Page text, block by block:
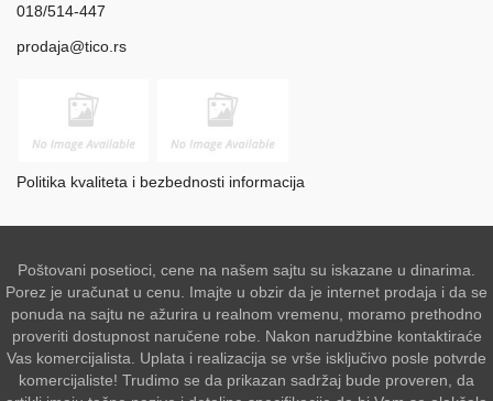
018/514-447
prodaja@tico.rs
Politika kvaliteta i bezbednosti informacija
Poštovani posetioci, cene na našem sajtu su iskazane u dinarima.
Porez je uračunat u cenu. Imajte u obzir da je internet prodaja i da se
ponuda na sajtu ne ažurira u realnom vremenu, moramo prethodno
proveriti dostupnost naručene robe. Nakon narudžbine kontaktiraće
Vas komercijalista. Uplata i realizacija se vrše isključivo posle potvrde
komercijaliste! Trudimo se da prikazan sadržaj bude proveren, da